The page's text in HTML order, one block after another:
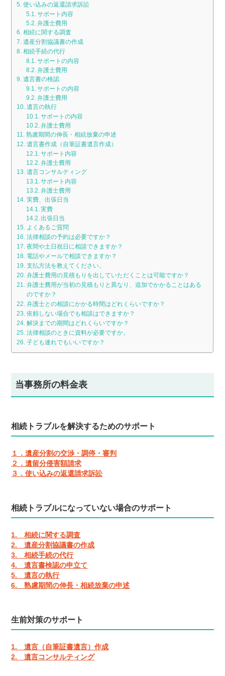
使い込みの返還請求訴訟
サポート内容
弁護士費用
相続に関する調査
遺産分割協議書の作成
相続手続の代行
サポートの内容
弁護士費用
遺言書の検認
サポートの内容
弁護士費用
遺言の執行
サポートの内容
弁護士費用
熟慮期間の伸長・相続放棄の申述
遺言書作成（自筆証書遺言作成）
サポート内容
弁護士費用
遺言コンサルティング
サポート内容
弁護士費用
実費、出張日当
実費
出張日当
よくあるご質問
法律相談の予約は必要ですか？
夜間や土日祝日に相談できますか？
電話やメールで相談できますか？
支払方法を教えてください。
弁護士費用の見積もりを出していただくことは可能ですか？
弁護士費用が当初の見積もりと異なり、追加でかかることはある
のですか？
弁護士との相談にかかる時間はどれくらいですか？
依頼しない場合でも相談はできますか？
解決までの期間はどれくらいですか？
法律相談のときに資料が必要ですか。
子ども連れでもいいですか？
当事務所の料金表
相続トラブルを解決するためのサポート
１．遺産分割の交渉・調停・審判
２．遺留分侵害額請求
３．使い込みの返還請求訴訟
相続トラブルになっていない場合のサポート
1. 相続に関する調査
2. 遺産分割協議書の作成
3. 相続手続の代行
4. 遺言書検認の申立て
5. 遺言の執行
6. 熟慮期間の伸長・相続放棄の申述
生前対策のサポート
1. 遺言（自筆証書遺言）作成
2. 遺言コンサルティング